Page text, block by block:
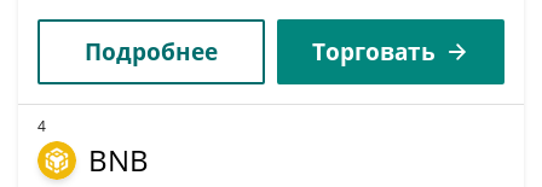
Подробнее Торговать
4
BNB